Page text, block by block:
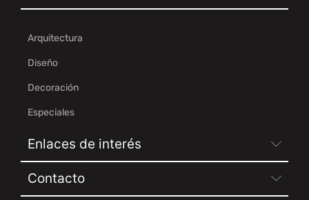
Arquitectura
Diseño
Decoración
Especiales
Enlaces de interés
Contacto